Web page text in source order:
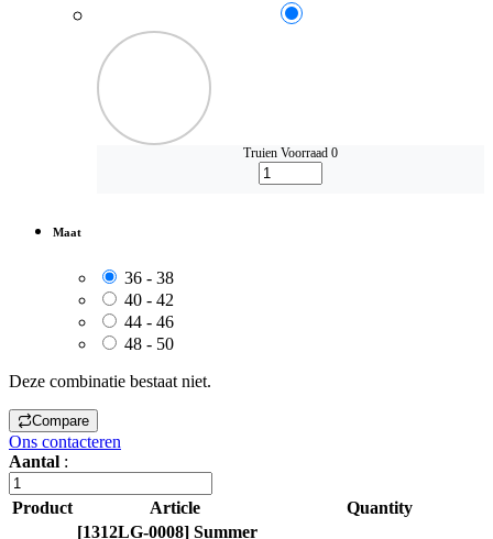
Truien Voorraad 0
Maat
36 - 38
40 - 42
44 - 46
48 - 50
Deze combinatie bestaat niet.
Compare
Ons contacteren
Aantal :
Product Article
Quantity
[1312LG-0008] Summer